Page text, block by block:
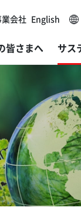
会社 English
事業会社
バルネットワー
らの評価
ラリー
スシステム
形機
ら探す
ら探す
ープソリューショ
製造／販売・サ
・グローバルイ
・テクニカルエ
皆さまへ
・株式情報
ンダー
るご質問
クロージャーポ
サス
ータ
ポート
ステークホルダ
い者採用
関するお問い合